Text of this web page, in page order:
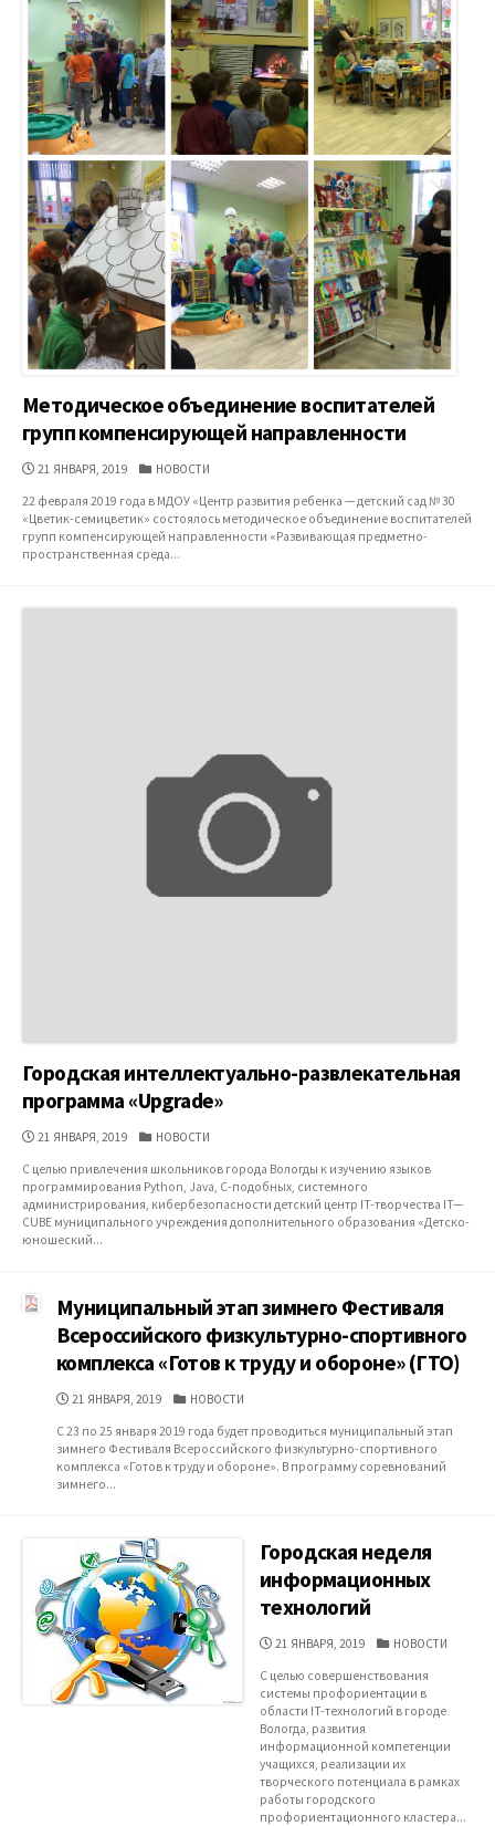
Методическое объединение воспитателей
групп компенсирующей направленности
ДАТА
21 ЯНВАРЯ, 2019 КАТЕГОРИИ
НОВОСТИ
22 февраля 2019 года в МДОУ «Центр развития ребенка — детский сад № 30
«Цветик-семицветик» состоялось методическое объединение воспитателей
групп компенсирующей направленности «Развивающая предметно-
пространственная среда...
Городская интеллектуально-развлекательная
программа «Upgrade»
ДАТА
21 ЯНВАРЯ, 2019 КАТЕГОРИИ
НОВОСТИ
С целью привлечения школьников города Вологды к изучению языков
программирования Python, Java, C-подобных, системного
администрирования, кибербезопасности детский центр IT-творчества IT—
CUBE муниципального учреждения дополнительного образования «Детско-
юношеский...
Муниципальный этап зимнего Фестиваля
Всероссийского физкультурно-спортивного
комплекса «Готов к труду и обороне» (ГТО)
ДАТА
21 ЯНВАРЯ, 2019 КАТЕГОРИИ
НОВОСТИ
С 23 по 25 января 2019 года будет проводиться муниципальный этап
зимнего Фестиваля Всероссийского физкультурно-спортивного
комплекса «Готов к труду и обороне». В программу соревнований
зимнего...
Городская неделя
информационных
технологий
ДАТА
21 ЯНВАРЯ, 2019 КАТЕГОРИИ
НОВОСТИ
С целью совершенствования
системы профориентации в
области IT-технологий в городе
Вологда, развития
информационной компетенции
учащихся, реализации их
творческого потенциала в рамках
работы городского
профориентационного кластера...